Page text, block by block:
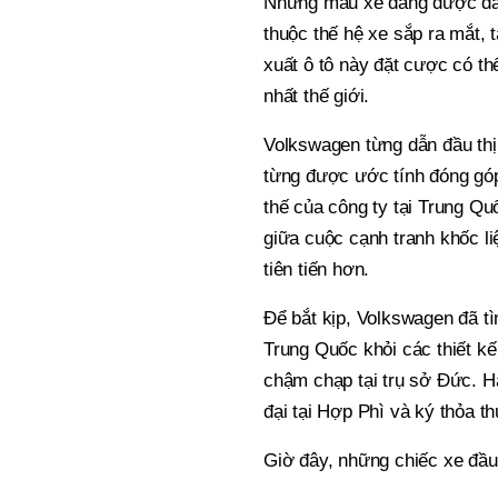
thuộc thế hệ xe sắp ra mắt,
xuất ô tô này đặt cược có
nhất thế giới.
Volkswagen từng dẫn đầu
từng được ước tính đóng
thế của công ty tại Trung
giữa cuộc cạnh tranh khốc
tiên tiến hơn.
Để bắt kịp, Volkswagen đã
Trung Quốc khỏi các thiết
chậm chạp tại trụ sở Đức.
đại tại Hợp Phì và ký thỏa
Giờ đây, những chiếc xe